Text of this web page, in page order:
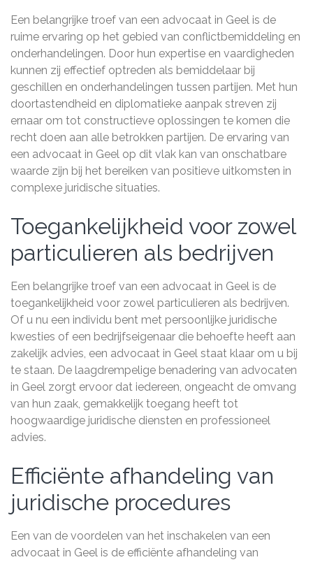
Een belangrijke troef van een advocaat in Geel is de
ruime ervaring op het gebied van conflictbemiddeling en
onderhandelingen. Door hun expertise en vaardigheden
kunnen zij effectief optreden als bemiddelaar bij
geschillen en onderhandelingen tussen partijen. Met hun
doortastendheid en diplomatieke aanpak streven zij
ernaar om tot constructieve oplossingen te komen die
recht doen aan alle betrokken partijen. De ervaring van
een advocaat in Geel op dit vlak kan van onschatbare
waarde zijn bij het bereiken van positieve uitkomsten in
complexe juridische situaties.
Toegankelijkheid voor zowel
particulieren als bedrijven
Een belangrijke troef van een advocaat in Geel is de
toegankelijkheid voor zowel particulieren als bedrijven.
Of u nu een individu bent met persoonlijke juridische
kwesties of een bedrijfseigenaar die behoefte heeft aan
zakelijk advies, een advocaat in Geel staat klaar om u bij
te staan. De laagdrempelige benadering van advocaten
in Geel zorgt ervoor dat iedereen, ongeacht de omvang
van hun zaak, gemakkelijk toegang heeft tot
hoogwaardige juridische diensten en professioneel
advies.
Efficiënte afhandeling van
juridische procedures
Een van de voordelen van het inschakelen van een
advocaat in Geel is de efficiënte afhandeling van